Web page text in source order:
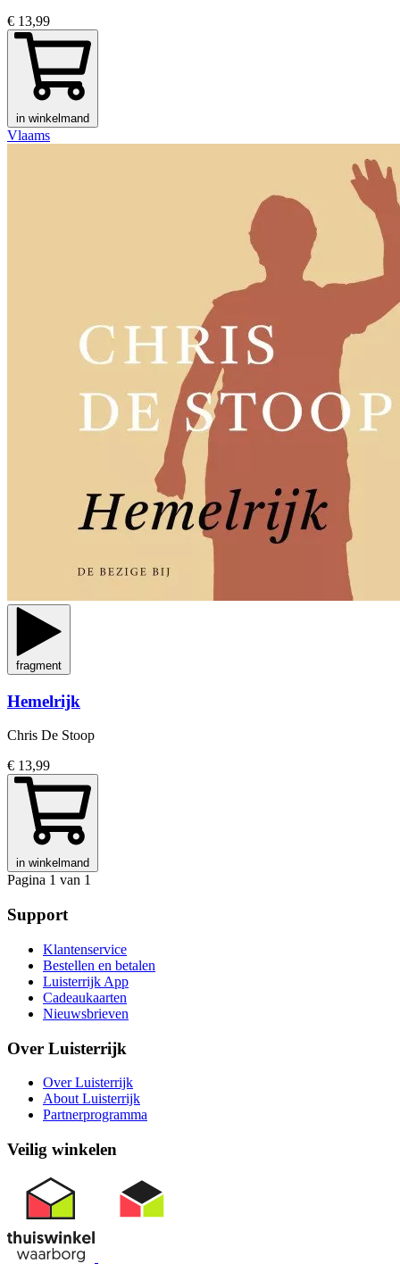
€ 13,99
in winkelmand
Vlaams
fragment
Hemelrijk
Chris De Stoop
€ 13,99
in winkelmand
Pagina 1 van 1
Support
Klantenservice
Bestellen en betalen
Luisterrijk App
Cadeaukaarten
Nieuwsbrieven
Over Luisterrijk
Over Luisterrijk
About Luisterrijk
Partnerprogramma
Veilig winkelen